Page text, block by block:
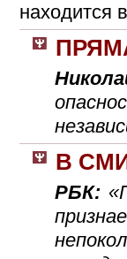
находится
В
РБК: